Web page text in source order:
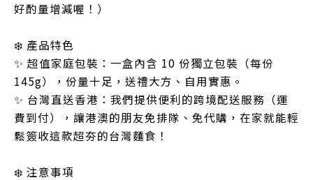
好酌量增減喔！）
❄️ 產品特色
✨ 超值家庭包裝：一盒內含 10 份獨立包裝（每份
145g），份量十足，送禮大方、自用實惠。
✨ 台灣直送香港：我們提供便利的跨境配送服務（運
費到付），讓港澳的朋友免排隊、免代購，在家就能輕
鬆簽收這款超夯的台灣麵食！
❄️ 注意事項